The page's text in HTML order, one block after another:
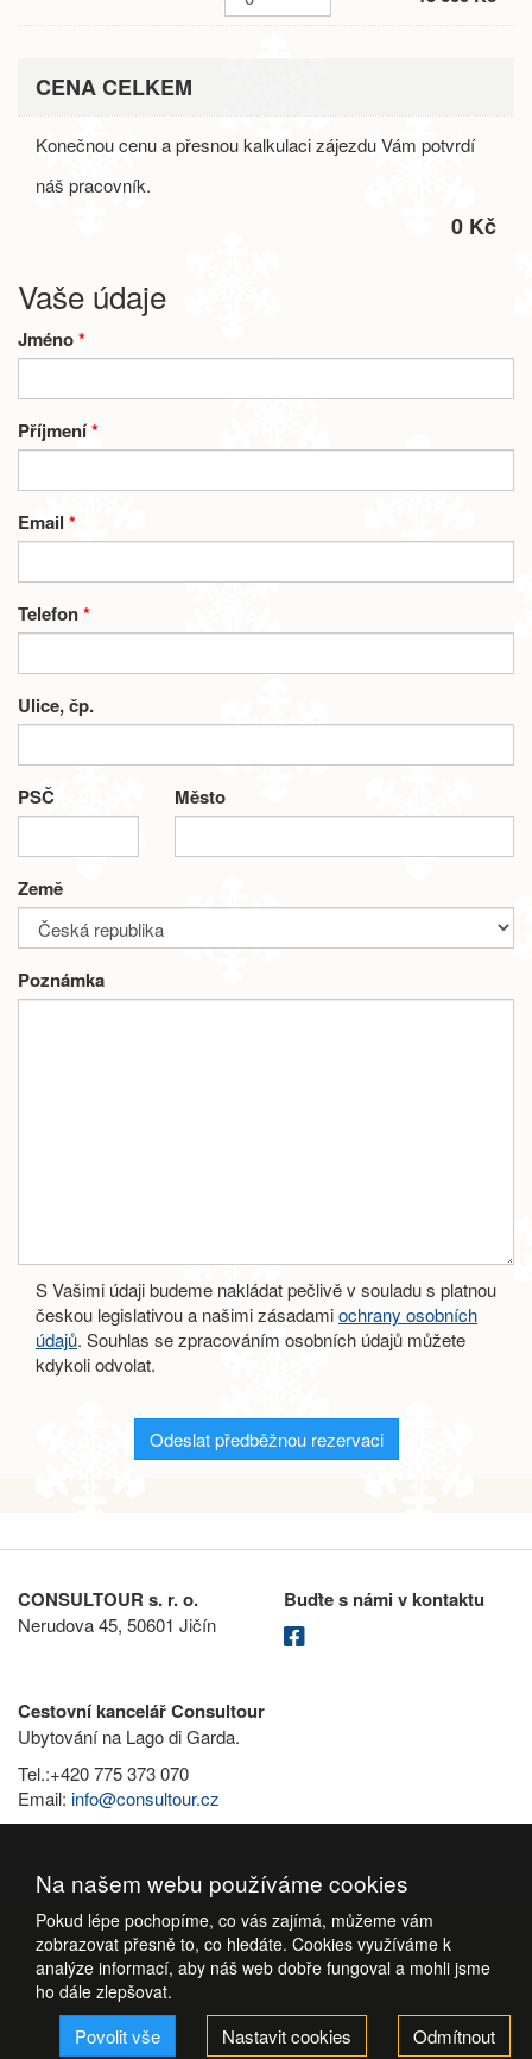
CENA CELKEM
Konečnou cenu a přesnou kalkulaci zájezdu Vám potvrdí
náš pracovník.
0 Kč
Vaše údaje
Jméno*
Příjmení*
Email*
Telefon*
Ulice, čp.
PSČ Město
Země
Poznámka
S Vašimi údaji budeme nakládat pečlivě v souladu s platnou
českou legislativou a našimi zásadamiochrany osobních
údajů. Souhlas se zpracováním osobních údajů můžete
kdykoli odvolat.
Odeslat předběžnou rezervaci
CONSULTOUR s. r. o.
Nerudova 45, 50601 Jičín
Buďte s námi v kontaktu
Cestovní kancelář Consultour
Ubytování na Lago di Garda.
Tel.:+420 775 373 070
Email: info@consultour.cz
Na našem webu používáme cookies
Pokud lépe pochopíme, co vás zajímá, můžeme vám
zobrazovat přesně to, co hledáte. Cookies využíváme k
analýze informací, aby náš web dobře fungoval a mohli jsme
ho dále zlepšovat.
Povolit vše Nastavit cookies Odmítnout